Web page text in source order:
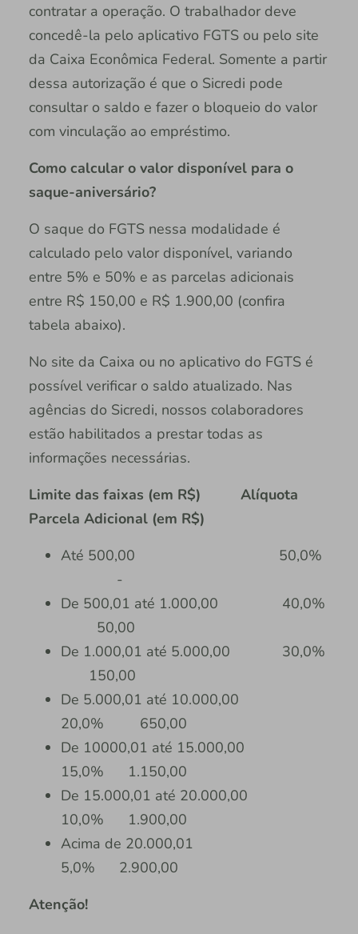
contratar a operação. O trabalhador deve
concedê-la pelo aplicativo FGTS ou pelo site
da Caixa Econômica Federal. Somente a partir
dessa autorização é que o Sicredi pode
consultar o saldo e fazer o bloqueio do valor
com vinculação ao empréstimo.
Como calcular o valor disponível para o
saque-aniversário?
O saque do FGTS nessa modalidade é
calculado pelo valor disponível, variando
entre 5% e 50% e as parcelas adicionais
entre R$ 150,00 e R$ 1.900,00 (confira
tabela abaixo).
No site da Caixa ou no aplicativo do FGTS é
possível verificar o saldo atualizado. Nas
agências do Sicredi, nossos colaboradores
estão habilitados a prestar todas as
informações necessárias.
Limite das faixas (em R$) Alíquota
Parcela Adicional (em R$)
Até 500,00 50,0%
-
De 500,01 até 1.000,00 40,0%
50,00
De 1.000,01 até 5.000,00 30,0%
150,00
De 5.000,01 até 10.000,00
20,0% 650,00
De 10000,01 até 15.000,00
15,0% 1.150,00
De 15.000,01 até 20.000,00
10,0% 1.900,00
Acima de 20.000,01
5,0% 2.900,00
Atenção!